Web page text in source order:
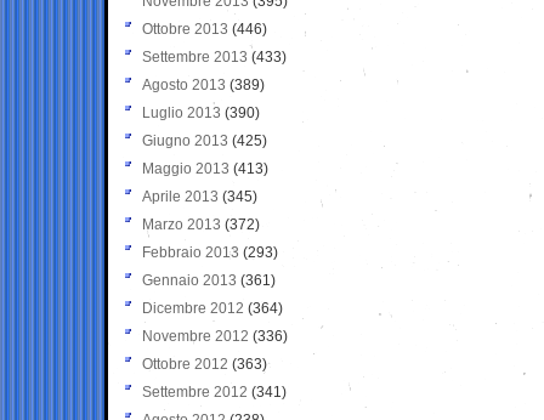
Ottobre 2013 (446)
Settembre 2013 (433)
Agosto 2013 (389)
Luglio 2013 (390)
Giugno 2013 (425)
Maggio 2013 (413)
Aprile 2013 (345)
Marzo 2013 (372)
Febbraio 2013 (293)
Gennaio 2013 (361)
Dicembre 2012 (364)
Novembre 2012 (336)
Ottobre 2012 (363)
Settembre 2012 (341)